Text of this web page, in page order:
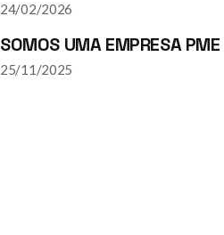
24/02/2026
SOMOS UMA EMPRESA
25/11/2025